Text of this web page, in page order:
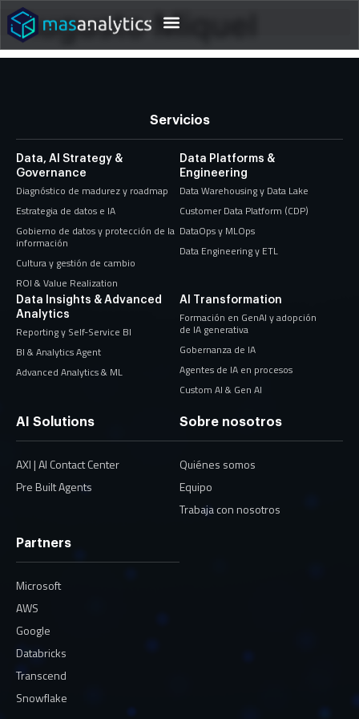
Augusto Miquel
Servicios
Data, AI Strategy &
Governance
Diagnóstico de madurez y roadmap
Estrategia de datos e IA
Gobierno de datos y protección de la
información
Cultura y gestión de cambio
ROI & Value Realization
Data Platforms &
Engineering
Data Warehousing y Data Lake
Customer Data Platform (CDP)
DataOps y MLOps
Data Engineering y ETL
Data Insights & Advanced
Analytics
Reporting y Self-Service BI
BI & Analytics Agent
Advanced Analytics & ML
AI Transformation
Formación en GenAI y adopción
de IA generativa
Gobernanza de IA
Agentes de IA en procesos
Custom AI & Gen AI
AI Solutions
AXI | AI Contact Center
Pre Built Agents
Sobre nosotros
Quiénes somos
Equipo
Trabaja con nosotros
Partners
Microsoft
AWS
Google
Databricks
Transcend
Snowflake